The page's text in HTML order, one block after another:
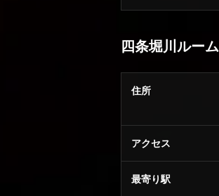
四条堀川ルーム
住所
アクセス
最寄り駅